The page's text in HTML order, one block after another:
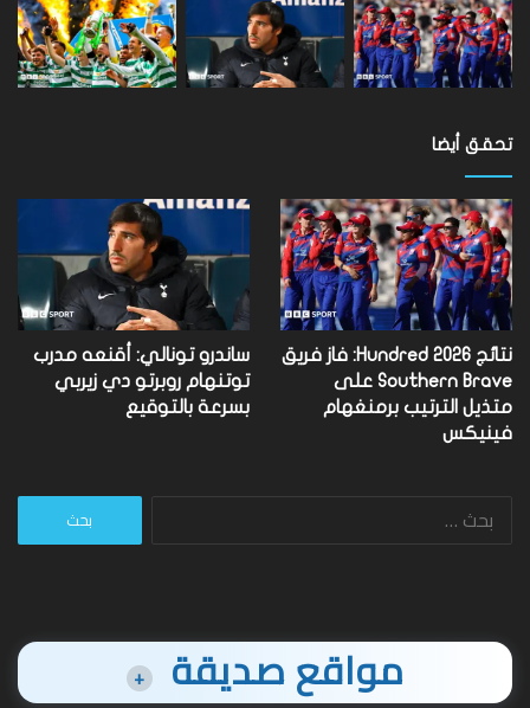
تحقق أيضا
نتائج Hundred 2026: فاز فريق
Southern Brave على
متذيل الترتيب برمنغهام
فينيكس
ساندرو تونالي: أقنعه مدرب
توتنهام روبرتو دي زيربي
بسرعة بالتوقيع
البحث
مواقع صديقة +